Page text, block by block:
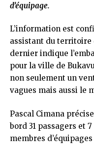
d’équipage.
L’information est
assistant du territoire
dernier indique
pour la ville de
non seulement un
vagues mais aussi le
Pascal Cimana
bord 31 passagers et
membres